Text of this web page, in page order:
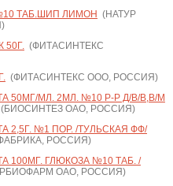
ТАБ.ШИП ЛИМОН (НАТУР
50Г.(ФИТАСИНТЕКС
(ФИТАСИНТЕКС ООО, РОССИЯ)
50МГ/МЛ. 2МЛ. №10 Р-Р Д/В/В,В/М
ОАО, РОССИЯ)
2,5Г. №1 ПОР. /ТУЛЬСКАЯ ФФ/
РОССИЯ)
100МГ. ГЛЮКОЗА №10 ТАБ. /
ОАО, РОССИЯ)